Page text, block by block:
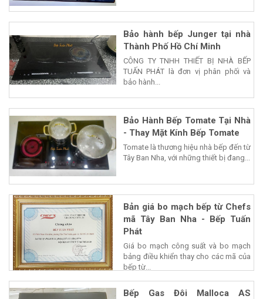
Bảo hành bếp Junger tại nhà
Thành Phố Hồ Chí Minh
CÔNG TY TNHH THIẾT BỊ NHÀ BẾP
TUẤN PHÁT là đơn vị phân phối và
bảo hành...
Bảo Hành Bếp Tomate Tại Nhà
- Thay Mặt Kính Bếp Tomate
Tomate là thương hiệu nhà bếp đến từ
Tây Ban Nha, với những thiết bị đang...
Bản giá bo mạch bếp từ Chefs
mã Tây Ban Nha - Bếp Tuấn
Phát
Giá bo mạch công suất và bo mạch
bảng điều khiển thay cho các mã của
bếp từ...
Bếp Gas Đôi Malloca AS